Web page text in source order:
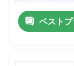
工場旅行ベスト